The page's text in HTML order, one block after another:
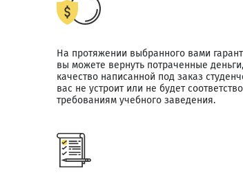
На протяжении выбранного вами
вы можете вернуть потраченные
качество написанной под заказ
вас не устроит или не будет
требованиям учебного заведения.